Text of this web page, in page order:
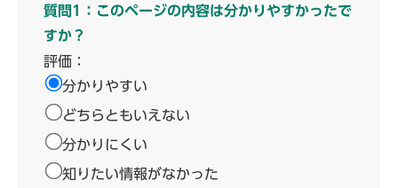
質問1：このページの内容は分かりやすかったで
すか？
評価：
分かりやすい
どちらともいえない
分かりにくい
知りたい情報がなかった